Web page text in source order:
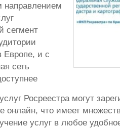
направлением
сегмент
Европе, и с
сеть
Росреестра могут
онлайн, что имеет
услуг в любое